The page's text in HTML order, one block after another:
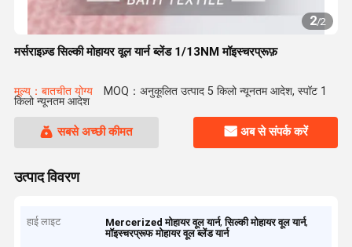
2/2
मर्सराइज़्ड सिल्की मोहायर वूल यार्न ब्लेंड 1/13NM मॉइस्चरप्रूफ़
मूल्य：बातचीत योग्य MOQ：अनुकूलित उत्पाद 5 किलो न्यूनतम आदेश, स्पॉट 1
किलो न्यूनतम आदेश
सबसे अच्छी कीमत अब से संपर्क करें
उत्पाद विवरण
हाई लाइट Mercerized मोहायर वूल यार्न,सिल्की मोहायर वूल यार्न,
मॉइस्चरप्रूफ मोहायर वूल ब्लेंड यार्न